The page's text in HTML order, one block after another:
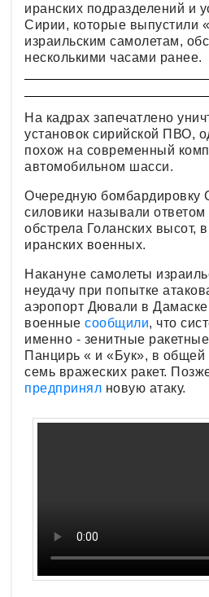
иранских подразделений и
Сирии, которые выпустили
израильским самолетам,
несколькими часами ранее.
На кадрах запечатлено
установок сирийской ПВО,
похож на современный
автомобильном шасси.
Очередную бомбардировку
силовики называли
обстрела Голанских высот,
иранских военных.
Накануне самолеты
неудачу при попытке
аэропорт Дювали в
военные сообщили, что
именно - зенитные
Панцирь « и «Бук», в общей
семь вражеских ракет.
предпринял новую атаку.